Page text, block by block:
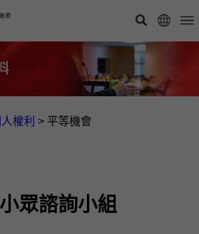
權利 > 平等機會
眾諮詢小組